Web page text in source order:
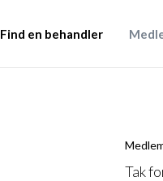
Find en behandler
Tak